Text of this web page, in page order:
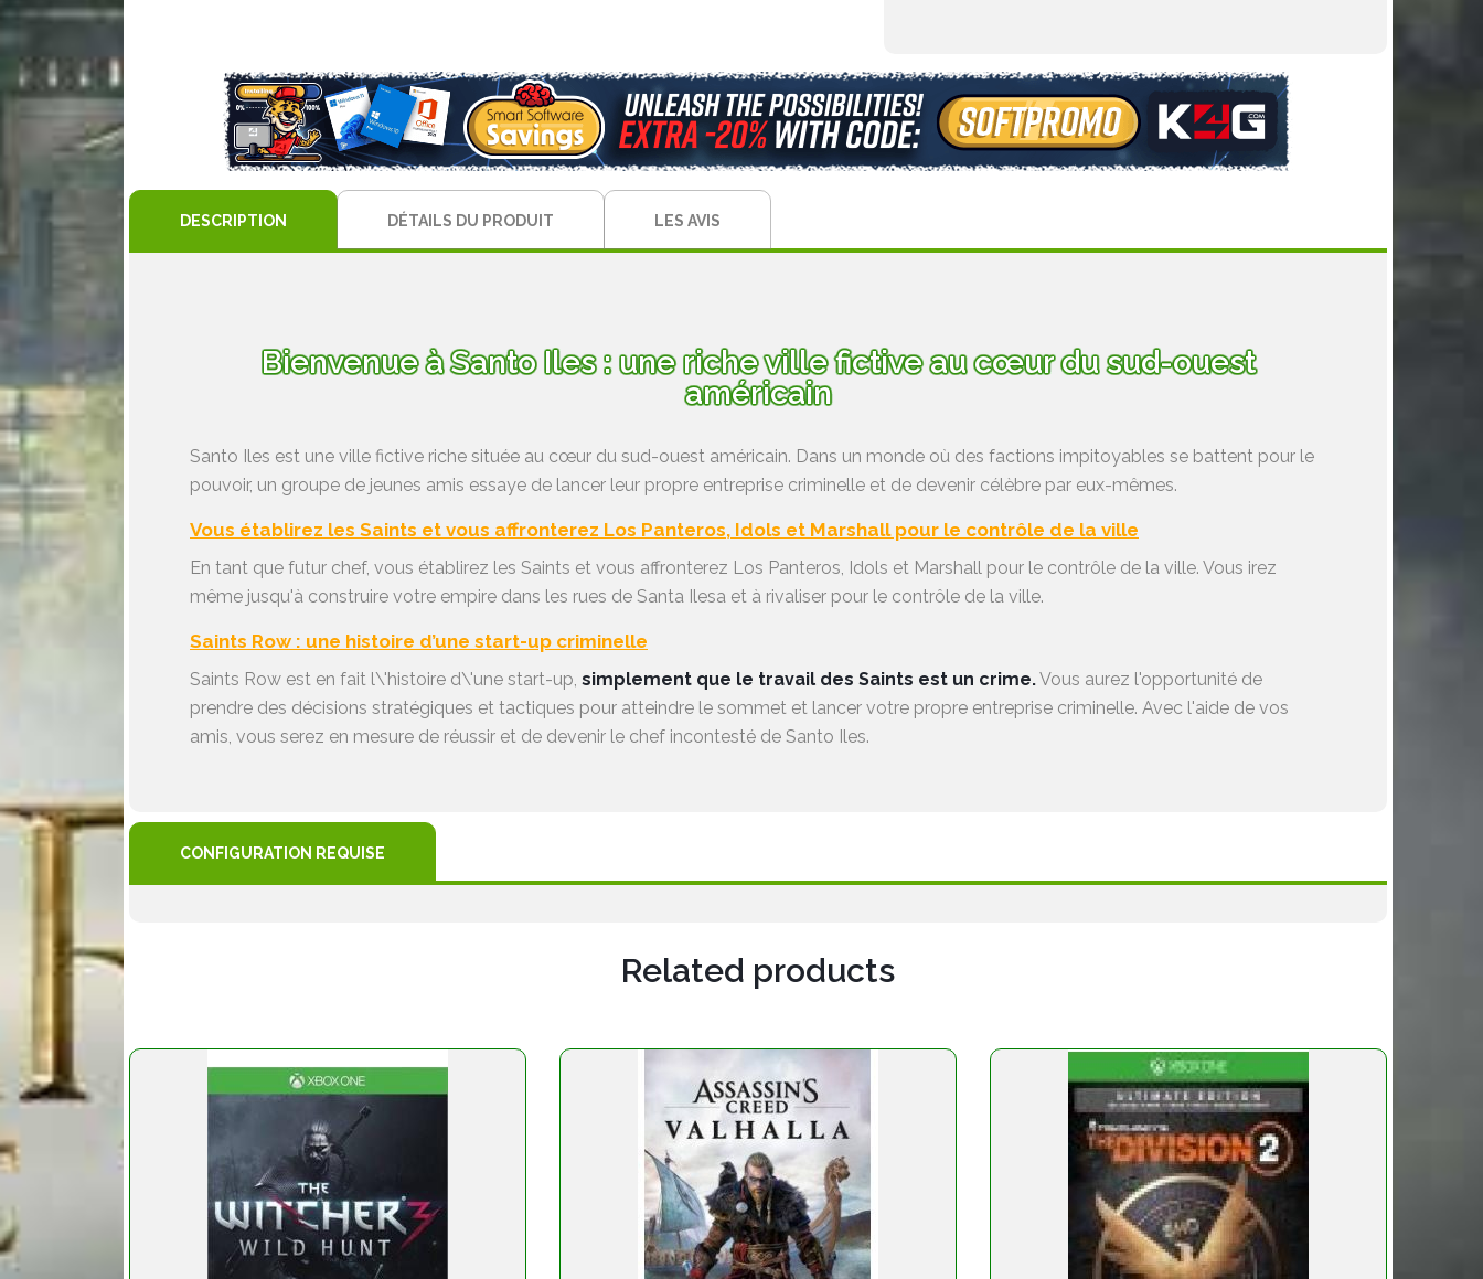
DESCRIPTION DÉTAILS DU PRODUIT LES AVIS
Bienvenue à Santo Iles : une riche ville fictive au cœur du sud-ouest
américain
Santo Iles est une ville fictive riche située au cœur du sud-ouest américain. Dans un monde où des factions impitoyables se battent pour le
pouvoir, un groupe de jeunes amis essaye de lancer leur propre entreprise criminelle et de devenir célèbre par eux-mêmes.
Vous établirez les Saints et vous affronterez Los Panteros, Idols et Marshall pour le contrôle de la ville
En tant que futur chef, vous établirez les Saints et vous affronterez Los Panteros, Idols et Marshall pour le contrôle de la ville. Vous irez
même jusqu'à construire votre empire dans les rues de Santa Ilesa et à rivaliser pour le contrôle de la ville.
Saints Row : une histoire d’une start-up criminelle
Saints Row est en fait l\'histoire d\'une start-up, simplement que le travail des Saints est un crime.Vous aurez l'opportunité de
prendre des décisions stratégiques et tactiques pour atteindre le sommet et lancer votre propre entreprise criminelle. Avec l'aide de vos
amis, vous serez en mesure de réussir et de devenir le chef incontesté de Santo Iles.
CONFIGURATION REQUISE
Related products